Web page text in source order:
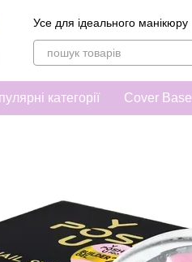
Усе для ідеального манікюру
категорії Cover Base